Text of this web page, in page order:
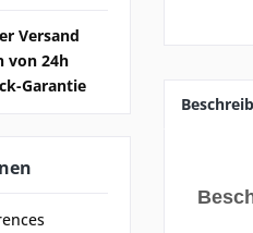
Versand
von 24h
Garantie